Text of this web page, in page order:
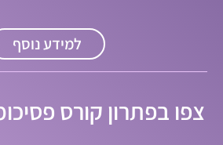
למידע נוסף
צפו בפתרון קורס